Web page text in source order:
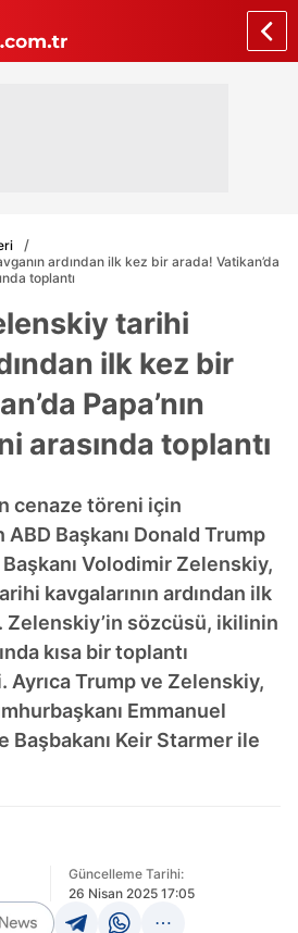
ardından ilk kez bir arada! Vatikan’da
toplantı
tarihi
ilk kez bir
Papa’nın
arasında toplantı
cenaze töreni için
ABD Başkanı Donald Trump
Volodimir Zelenskiy,
kavgalarının ardından ilk
Zelenskiy’in sözcüsü, ikilinin
kısa bir toplantı
Ayrıca Trump ve Zelenskiy,
Emmanuel
Başbakanı Keir Starmer ile
Güncelleme Tarihi:
26 Nisan 2025 17:05